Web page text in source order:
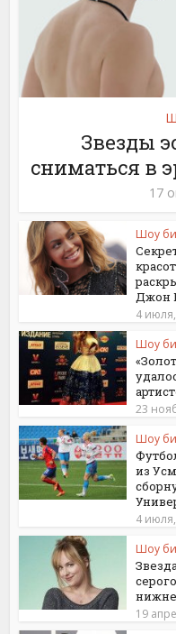
Звезды
сниматься в
17
Шоу
Джон
4
Шоу
23
Шоу
из
4
Шоу
19